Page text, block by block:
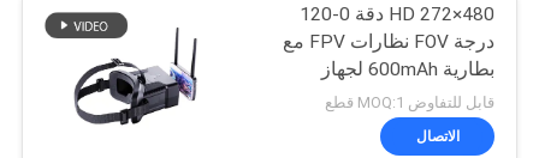
480×272 HD دقة 0-120
درجة FOV نظارات FPV مع
بطارية 600mAh لجهاز
سماعة بدون طيار
قابل للتفاوض MOQ:1 قطع
الاتصال